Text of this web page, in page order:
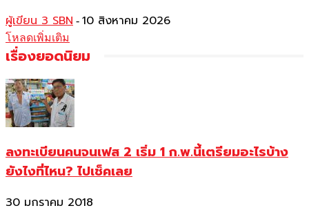
ผู้เขียน 3 SBN - 10 สิงหาคม 2026
โหลดเพิ่มเติม
เรื่องยอดนิยม
ลงทะเบียนคนจนเฟส 2 เริ่ม 1 ก.พ.นี้เตรียมอะไรบ้าง
ยังไงที่ไหน? ไปเช็คเลย
30 มกราคม 2018